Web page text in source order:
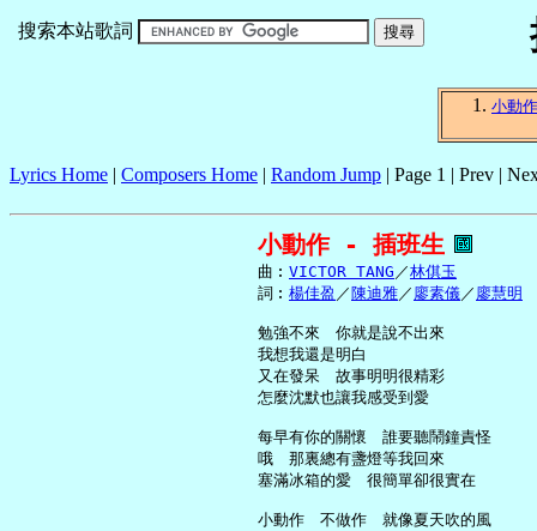
搜索本站歌詞
小動作
Lyrics Home | Composers Home | Random Jump | Page 1 | Prev |
小動作 - 插班生
     曲︰
VICTOR TANG ／林倛玉
     詞︰
楊佳盈 ／ 陳迪雅／ 廖素儀／ 廖慧明
     勉強不來　你就是說不出來
     我想我還是明白
     又在發呆　故事明明很精彩
     怎麼沈默也讓我感受到愛
     每早有你的關懷　誰要聽鬧鐘責怪
     哦　那裏總有盞燈等我回來
     塞滿冰箱的愛　很簡單卻很實在
     小動作　不做作　就像夏天吹的風